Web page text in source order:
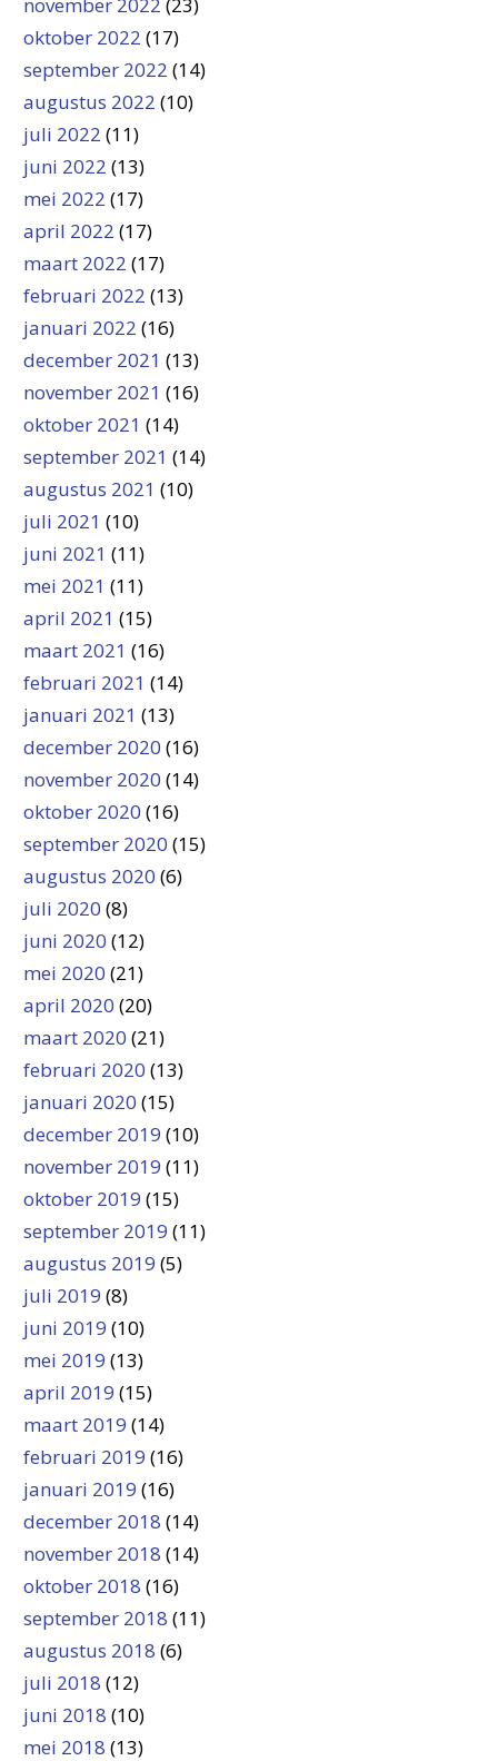
november 2022 (23)
oktober 2022 (17)
september 2022 (14)
augustus 2022 (10)
juli 2022 (11)
juni 2022 (13)
mei 2022 (17)
april 2022 (17)
maart 2022 (17)
februari 2022 (13)
januari 2022 (16)
december 2021 (13)
november 2021 (16)
oktober 2021 (14)
september 2021 (14)
augustus 2021 (10)
juli 2021 (10)
juni 2021 (11)
mei 2021 (11)
april 2021 (15)
maart 2021 (16)
februari 2021 (14)
januari 2021 (13)
december 2020 (16)
november 2020 (14)
oktober 2020 (16)
september 2020 (15)
augustus 2020 (6)
juli 2020 (8)
juni 2020 (12)
mei 2020 (21)
april 2020 (20)
maart 2020 (21)
februari 2020 (13)
januari 2020 (15)
december 2019 (10)
november 2019 (11)
oktober 2019 (15)
september 2019 (11)
augustus 2019 (5)
juli 2019 (8)
juni 2019 (10)
mei 2019 (13)
april 2019 (15)
maart 2019 (14)
februari 2019 (16)
januari 2019 (16)
december 2018 (14)
november 2018 (14)
oktober 2018 (16)
september 2018 (11)
augustus 2018 (6)
juli 2018 (12)
juni 2018 (10)
mei 2018 (13)